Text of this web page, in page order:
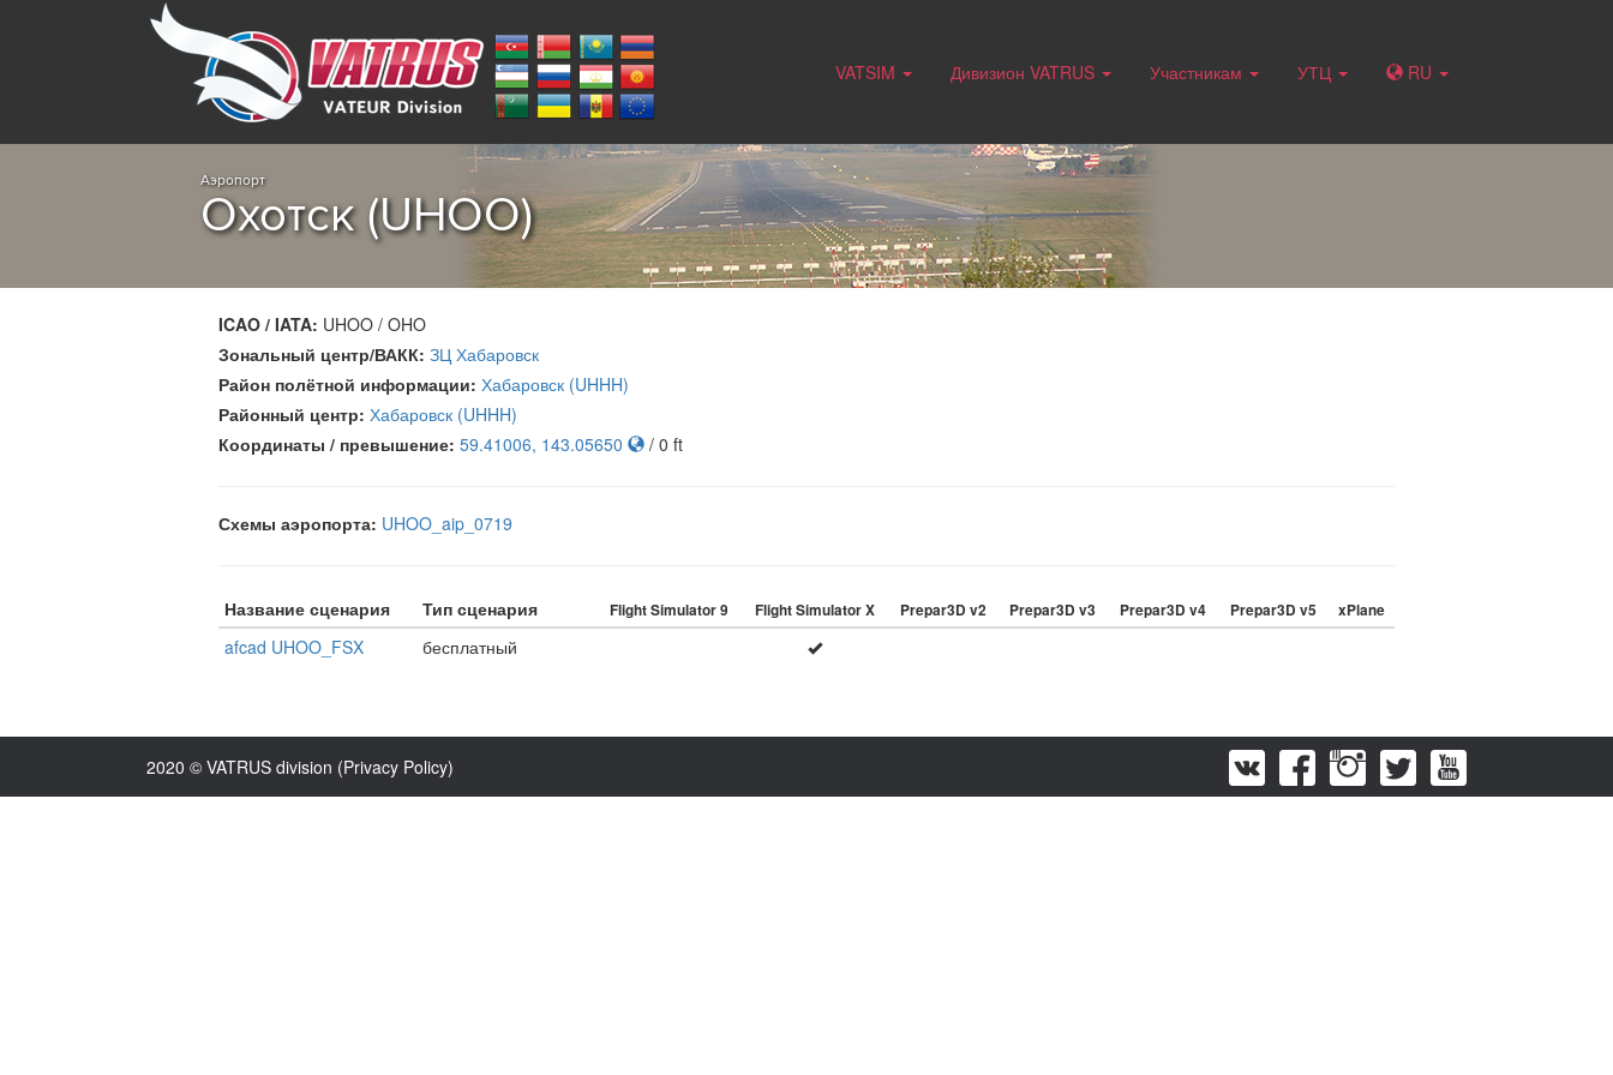
VATSIM Дивизион VATRUS Участникам УТЦ RU
Аэропорт
Охотск (UHOO)
ICAO / IATA: UHOO / OHO
Зональный центр/ВАКК: ЗЦ Хабаровск
Район полётной информации: Хабаровск (UHHH)
Районный центр: Хабаровск (UHHH)
Координаты / превышение: 59.41006, 143.05650 / 0 ft
Схемы аэропорта: UHOO_aip_0719
Название сценария Тип сценария Flight Simulator 9 Flight Simulator X Prepar3D v2 Prepar3D v3 Prepar3D v4 Prepar3D v5 xPlane
afcad UHOO_FSX бесплатный
2020 © VATRUS division (Privacy Policy)